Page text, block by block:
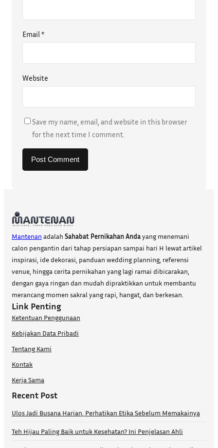
Email *
Website
Save my name, email, and website in this browser
for the next time I comment.
Mantenan adalah Sahabat Pernikahan Andayang menemani
calon pengantin dari tahap persiapan sampai hari H lewat artikel
inspirasi, ide dekorasi, panduan wedding planning, referensi
venue, hingga cerita pernikahan yang lagi ramai dibicarakan,
dengan gaya ringan dan mudah dipraktikkan untuk membantu
merancang momen sakral yang rapi, hangat, dan berkesan.
Link Penting
Ketentuan Penggunaan
Kebijakan Data Pribadi
Tentang Kami
Kontak
Kerja Sama
Recent Post
Ulos Jadi Busana Harian, Perhatikan Etika Sebelum Memakainya
Teh Hijau Paling Baik untuk Kesehatan? Ini Penjelasan Ahli